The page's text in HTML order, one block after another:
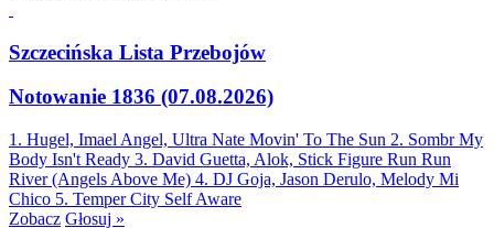
Szczecińska Lista Przebojów
Notowanie 1836 (07.08.2026)
1. Hugel, Imael Angel, Ultra Nate Movin' To The Sun 2. Sombr My
Body Isn't Ready 3. David Guetta, Alok, Stick Figure Run Run
River (Angels Above Me) 4. DJ Goja, Jason Derulo, Melody Mi
Chico 5. Temper City Self Aware
Zobacz Głosuj »